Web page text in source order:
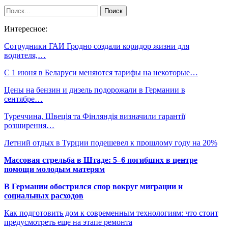
Интересное:
Сотрудники ГАИ Гродно создали коридор жизни для
водителя,…
С 1 июня в Беларуси меняются тарифы на некоторые…
Цены на бензин и дизель подорожали в Германии в
сентябре…
Туреччина, Швеція та Фінляндія визначили гарантії
розширення…
Летний отдых в Турции подешевел к прошлому году на 20%
Массовая стрельба в Штаде: 5–6 погибших в центре
помощи молодым матерям
В Германии обострился спор вокруг миграции и
социальных расходов
Как подготовить дом к современным технологиям: что стоит
предусмотреть еще на этапе ремонта